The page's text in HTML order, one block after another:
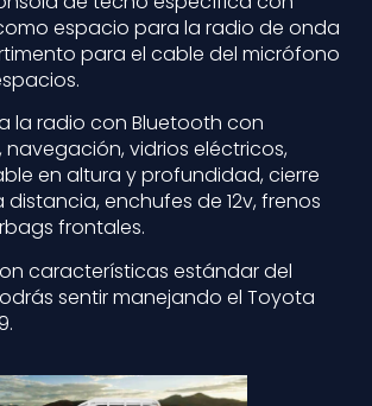
como espacio para la radio de onda
para el cable del micrófono
la radio con Bluetooth con
vidrios eléctricos,
en altura y profundidad, cierre
enchufes de 12v, frenos
frontales.
características estándar del
sentir manejando el Toyota